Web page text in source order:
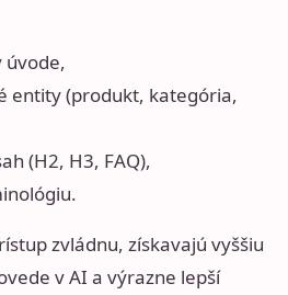
úvode,
entity (produkt, kategória,
(H2, H3, FAQ),
zvládnu, získavajú vyššiu
v AI a výrazne lepší